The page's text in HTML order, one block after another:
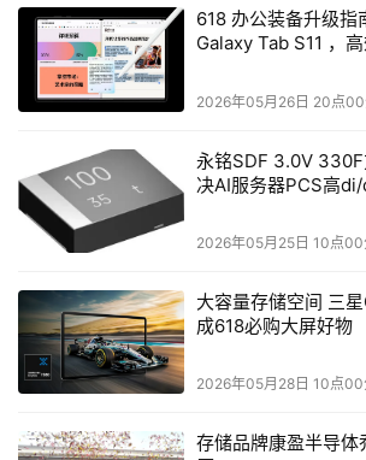
以简单的核心方式合并，即利用一台
机?通常是一台具备64个或更多端口
并内建冗余和高可用特性?来替代较
根据核心-边缘战略部署，即利用数
向器级交换机作为核心，并将其与网
端口交换机连为一体。
利用IP光纤通道（Fibre Channel
IFCP进行远距离互联。
究竟哪一种方式最合适，要视传统基
目的最终目标来确定。在下期，我们将
618 办公装备升级指
Galaxy Tab S11 ，
2026年05月26日 20点00
永铭SDF 3.0V
决AI服务器PCS高
2026年05月25日 10点00
大容量存储空间 三
成618必购大屏好物
2026年05月28日 10点00
存储品牌康盈半导